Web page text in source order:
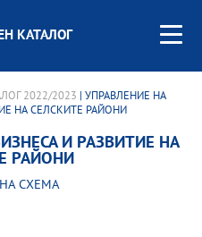
КАТАЛОГ
2022/2023 | УПРАВЛЕНИЕ НА
НА СЕЛСКИТЕ РАЙОНИ
И РАЗВИТИЕ НА
РАЙОНИ
СХЕМА